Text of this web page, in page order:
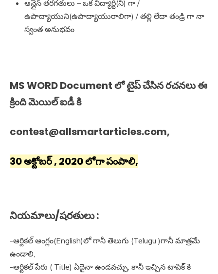
ఆన్లైన్ తరగతులు – ఒక విద్యార్థి(ని) గా /
ఉపాద్యాయుని(ఉపాద్యాయురాలిగా) / తల్లి లేదా తండ్రి గా నా
స్వంత అనుభవం
MS WORD Document లో టైప్ చేసిన రచనలు ఈ
క్రింది మెయిల్ ఐడీ కి
contest@allsmartarticles.com,
30 అక్టోబర్ , 2020 లోగా పంపాలి,
నియమాలు/షరతులు :
-ఆర్టికల్ ఆంగ్లం(English)లో గానీ తెలుగు (Telugu )గానీ మాత్రమే
ఉండాలి,
-ఆర్టికల్ పేరు ( Title) ఏదైనా ఉండవచ్చు, కానీ ఇచ్చిన టాపిక్ కి